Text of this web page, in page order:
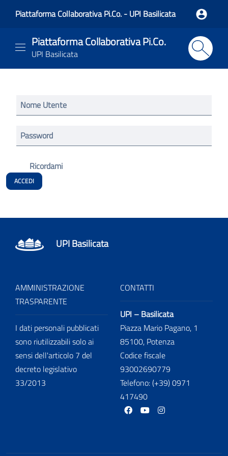
Piattaforma Collaborativa Pi.Co. - UPI Basilicata
Piattaforma Collaborativa Pi.Co.
UPI Basilicata
Nome Utente
Password
Ricordami
ACCEDI
UPI Basilicata
AMMINISTRAZIONE
TRASPARENTE
I dati personali pubblicati
sono riutilizzabili solo ai
sensi dell'articolo 7 del
decreto legislativo
33/2013
CONTATTI
UPI – Basilicata
Piazza Mario Pagano, 1
85100, Potenza
Codice fiscale
93002690779
Telefono: (+39) 0971
417490
facebookYoutube